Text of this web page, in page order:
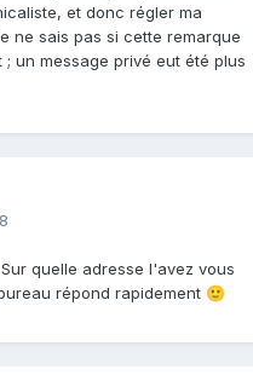
et donc régler ma
ne sais pas si cette remarque
un message privé eut été plus
quelle adresse l'avez vous
répond rapidement 🙂